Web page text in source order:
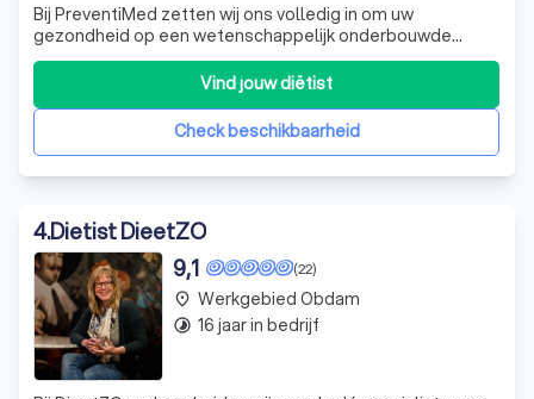
Bij PreventiMed zetten wij ons volledig in om uw
gezondheid op een wetenschappelijk onderbouwde
manier te verbeteren. Onze geavanceerde DEXA-scan
biedt een nauwkeurige analyse van uw
lichaamssamenstelling, waaronder visceraal vet en
spiermassa. Deze gedetailleerde inzichten stellen ons in
Check beschikbaarheid
Vind jouw diëtist
4.Dietist DieetZO
(22)
9,1
place Werkgebied Obdam
timelapse 16 jaar in bedrijf